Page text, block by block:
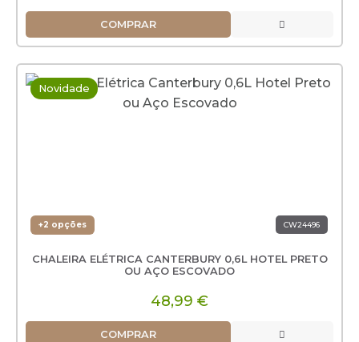
COMPRAR
Novidade
+2 opções CW24496
CHALEIRA ELÉTRICA CANTERBURY 0,6L HOTEL PRETO
OU AÇO ESCOVADO
48,99 €
COMPRAR